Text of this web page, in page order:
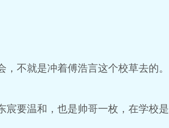
不就是冲着傅浩言这个校草去的。
要温和，也是帅哥一枚，在学校